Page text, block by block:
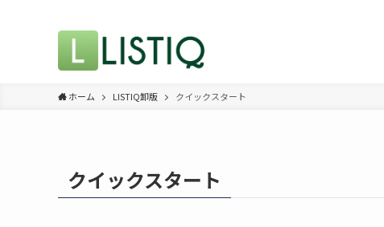
ホーム LISTIQ卸版 クイックスタート
クイックスタート